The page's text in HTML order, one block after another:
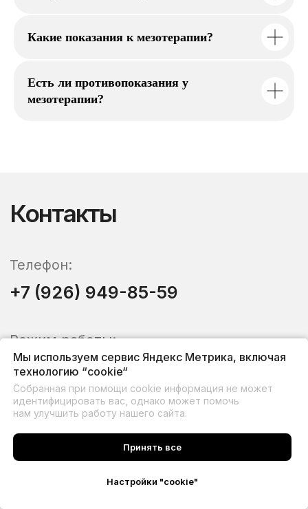
Мы используем сервис Яндекс Метрика, включая
технологию “cookie“
Собранная при помощи cookie информация не может
идентифицировать вас, однако может помочь
нам улучшить работу нашего сайта.
Принять все
Настройки "cookie"
Какие показания к мезотерапии?
Есть ли противопоказания у
мезотерапии?